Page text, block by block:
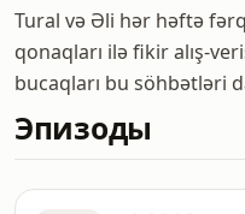
Tural və Əli hər həftə
qonaqları ilə fikir alış-
bucaqları bu söhbətləri
Эпизоды